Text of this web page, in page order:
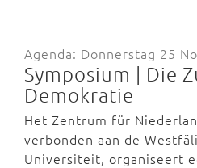
Agenda: Donnerstag 25
Symposium | Die
Demokratie
Het Zentrum für
verbonden aan de
Universiteit, organiseert